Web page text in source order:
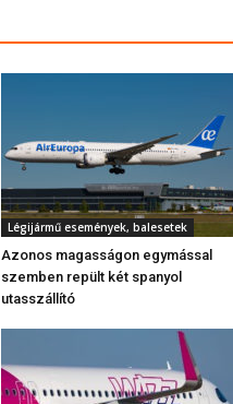
Légijármű események, balesetek
Azonos magasságon egymással
szemben repült két spanyol
utasszállító